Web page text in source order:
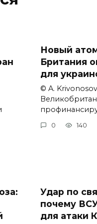
Новый
Британия
для
© A. Krivonosov
0 140
Удар по
почему
для атаки